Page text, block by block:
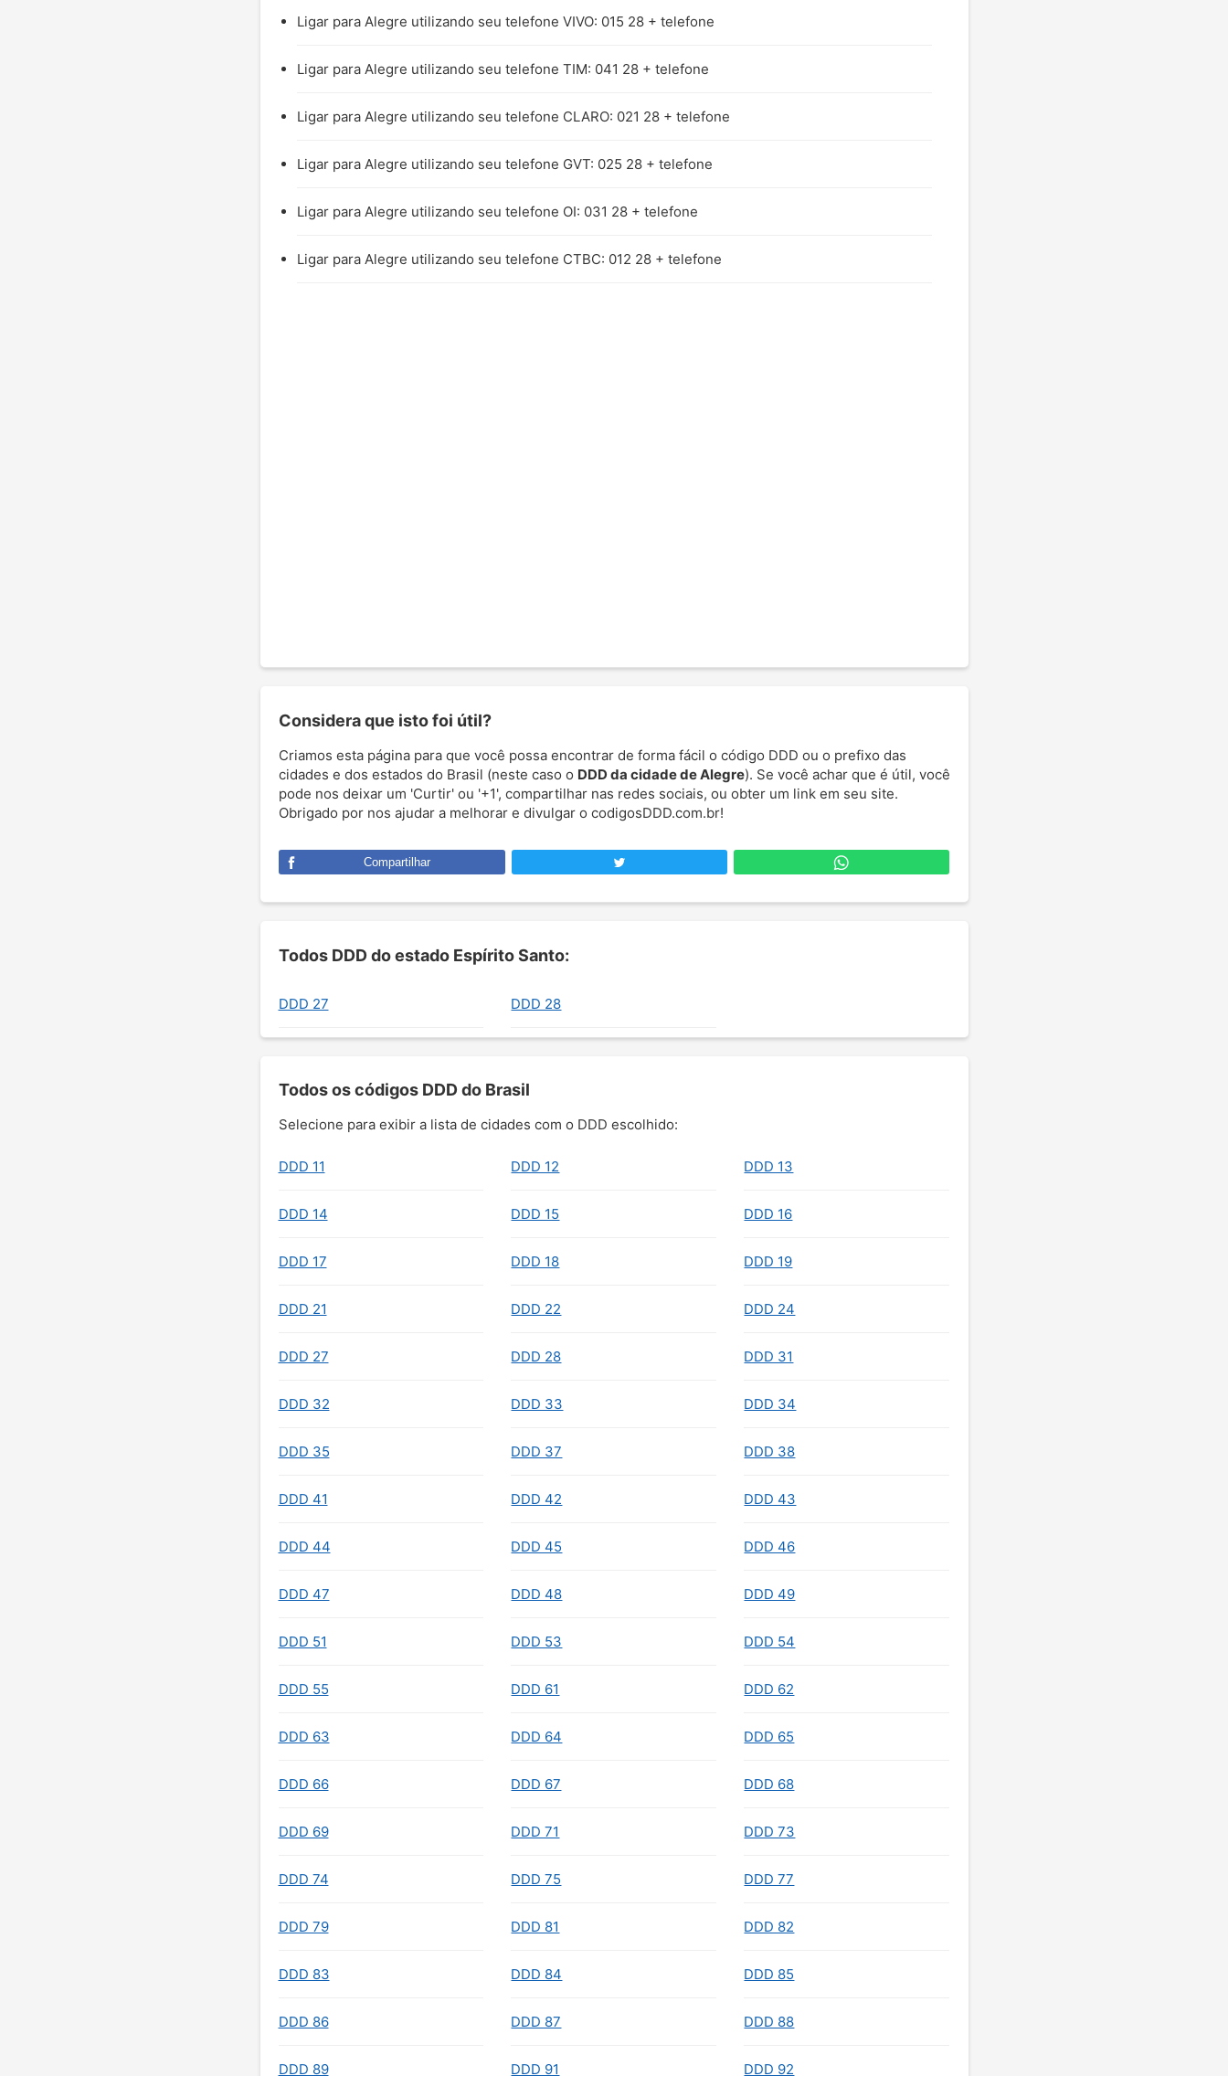
Ligar para Alegre utilizando seu telefone VIVO: 015 28 + telefone
Ligar para Alegre utilizando seu telefone TIM: 041 28 + telefone
Ligar para Alegre utilizando seu telefone CLARO: 021 28 + telefone
Ligar para Alegre utilizando seu telefone GVT: 025 28 + telefone
Ligar para Alegre utilizando seu telefone OI: 031 28 + telefone
Ligar para Alegre utilizando seu telefone CTBC: 012 28 + telefone
Considera que isto foi útil?
Criamos esta página para que você possa encontrar de forma fácil o código DDD ou o prefixo das
cidades e dos estados do Brasil (neste caso o DDD da cidade de Alegre). Se você achar que é útil, você
pode nos deixar um 'Curtir' ou '+1', compartilhar nas redes sociais, ou obter um link em seu site.
Obrigado por nos ajudar a melhorar e divulgar o codigosDDD.com.br!
Compartilhar
Todos DDD do estado Espírito Santo:
DDD 27 DDD 28
Todos os códigos DDD do Brasil
Selecione para exibir a lista de cidades com o DDD escolhido:
DDD 11 DDD 12 DDD 13
DDD 14 DDD 15 DDD 16
DDD 17 DDD 18 DDD 19
DDD 21 DDD 22 DDD 24
DDD 27 DDD 28 DDD 31
DDD 32 DDD 33 DDD 34
DDD 35 DDD 37 DDD 38
DDD 41 DDD 42 DDD 43
DDD 44 DDD 45 DDD 46
DDD 47 DDD 48 DDD 49
DDD 51 DDD 53 DDD 54
DDD 55 DDD 61 DDD 62
DDD 63 DDD 64 DDD 65
DDD 66 DDD 67 DDD 68
DDD 69 DDD 71 DDD 73
DDD 74 DDD 75 DDD 77
DDD 79 DDD 81 DDD 82
DDD 83 DDD 84 DDD 85
DDD 86 DDD 87 DDD 88
DDD 89 DDD 91 DDD 92